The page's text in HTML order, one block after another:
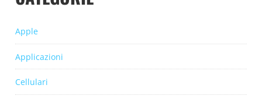
Apple
Applicazioni
Cellulari